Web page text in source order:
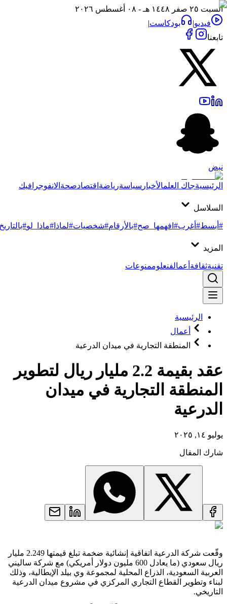
السبت ٢٥ صفر ١٤٤٨ هـ - ٠٨ أغسطس ٢٠٢٦
فيديو| بودكاست|
تابعنا
نبض
الرئيسيةجاك العلمالأخبار سياسةرياضةاقتصادصحةالانفوجرافيك
السلاسل
#أبسط#أغرب#افهمها_صح#بالأرقام#شخصيات#لماذا #ماذا_لو#بالتاريخ
المزيد
تقنيةثقافةأعمالفنعلوممنوعات
الرئيسية
أعمال
المنطقة التجارية في ميدان الدرعية
عقد بقيمة 2.2 مليار ريال لتطوير
المنطقة التجارية في ميدان
الدرعية
يوليو ١٤, ٢٠٢٥
شارك المقال
وقّعت شركة الدرعية اتفاقية إنشائية ضخمة تبلغ قيمتها 2.249 مليار
ريال سعودي (ما يعادل 600 مليون دولار أمريكي) مع شركة ساليني
العربية السعودية، الذراع المحلية لمجموعة وي بيلد الإيطالية، وذلك
لبناء وتطوير القطاع التجاري المركزي في مشروع ميدان الدرعية
التاريخي.